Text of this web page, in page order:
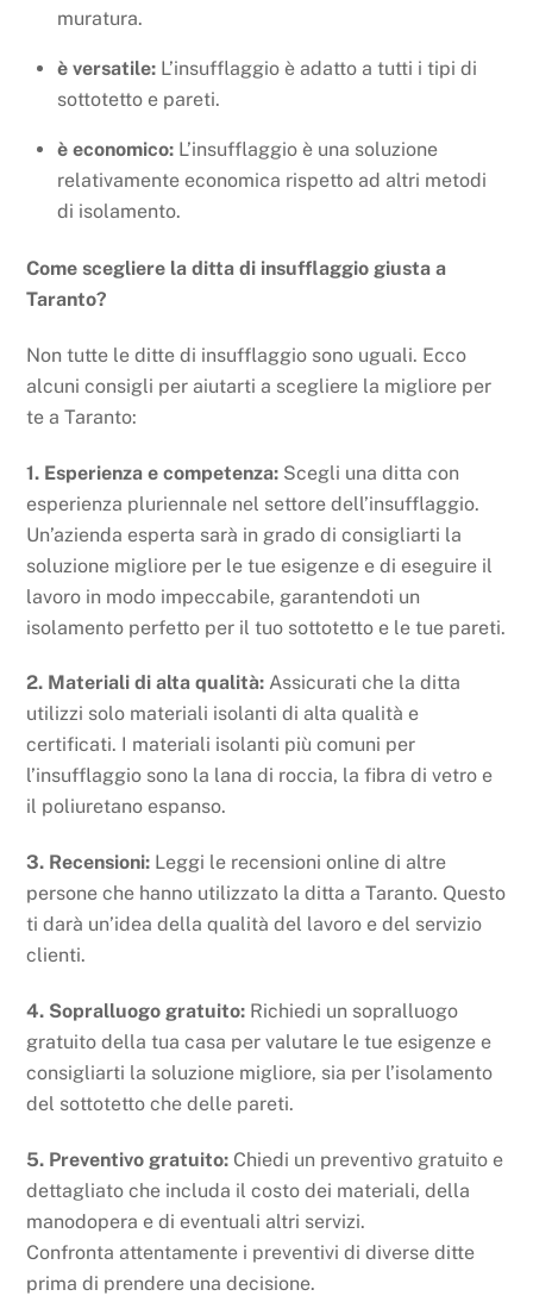
muratura.
è versatile: L’insufflaggio è adatto a tutti i tipi di
sottotetto e pareti.
è economico: L’insufflaggio è una soluzione
relativamente economica rispetto ad altri metodi
di isolamento.
Come scegliere la ditta di insufflaggio giusta a
Taranto?
Non tutte le ditte di insufflaggio sono uguali. Ecco
alcuni consigli per aiutarti a scegliere la migliore per
te a Taranto:
1. Esperienza e competenza: Scegli una ditta con
esperienza pluriennale nel settore dell’insufflaggio.
Un’azienda esperta sarà in grado di consigliarti la
soluzione migliore per le tue esigenze e di eseguire il
lavoro in modo impeccabile, garantendoti un
isolamento perfetto per il tuo sottotetto e le tue pareti.
2. Materiali di alta qualità: Assicurati che la ditta
utilizzi solo materiali isolanti di alta qualità e
certificati. I materiali isolanti più comuni per
l’insufflaggio sono la lana di roccia, la fibra di vetro e
il poliuretano espanso.
3. Recensioni: Leggi le recensioni online di altre
persone che hanno utilizzato la ditta a Taranto. Questo
ti darà un’idea della qualità del lavoro e del servizio
clienti.
4. Sopralluogo gratuito: Richiedi un sopralluogo
gratuito della tua casa per valutare le tue esigenze e
consigliarti la soluzione migliore, sia per l’isolamento
del sottotetto che delle pareti.
5. Preventivo gratuito: Chiedi un preventivo gratuito e
dettagliato che includa il costo dei materiali, della
manodopera e di eventuali altri servizi.
Confronta attentamente i preventivi di diverse ditte
prima di prendere una decisione.